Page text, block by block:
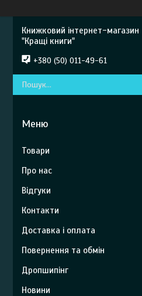
Книжковий інтернет-магазин
"Кращі книги"
+380 (50) 011-49-61
Товари
Про нас
Відгуки
Контакти
Доставка і оплата
Повернення та обмін
Дропшипінг
Новини